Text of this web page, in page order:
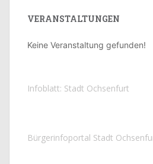
VERANSTALTUNGEN
Keine Veranstaltung gefunden!
Infoblatt: Stadt Ochsenfurt
Bürgerinfoportal Stadt